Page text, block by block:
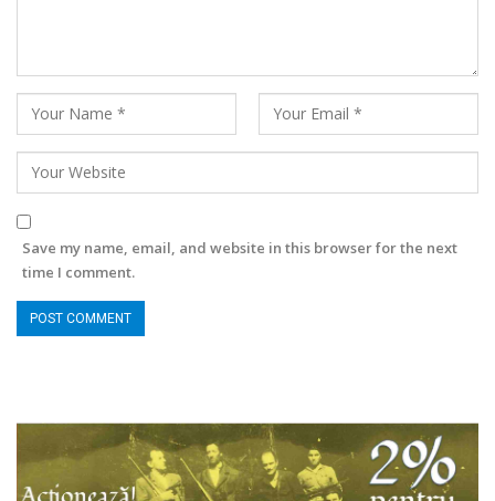
Save my name, email, and website in this browser for the next
time I comment.